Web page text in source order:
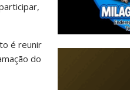
é reunir
do